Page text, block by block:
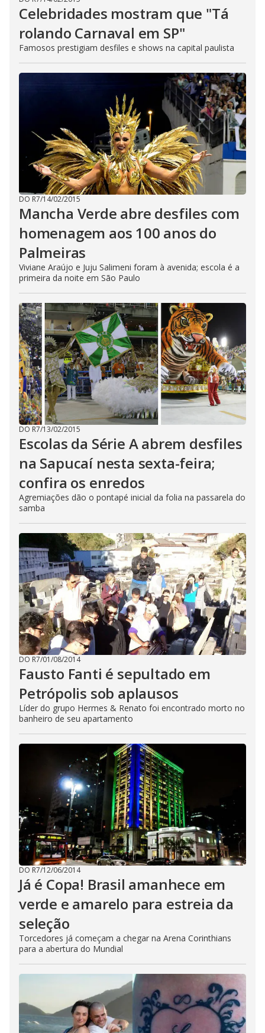
Celebridades mostram que "Tá
rolando Carnaval em SP"
Famosos prestigiam desfiles e shows na capital paulista
DO R7/14/02/2015
Mancha Verde abre desfiles com
homenagem aos 100 anos do
Palmeiras
Viviane Araújo e Juju Salimeni foram à avenida; escola é a
primeira da noite em São Paulo
DO R7/13/02/2015
Escolas da Série A abrem desfiles
na Sapucaí nesta sexta-feira;
confira os enredos
Agremiações dão o pontapé inicial da folia na passarela do
samba
DO R7/01/08/2014
Fausto Fanti é sepultado em
Petrópolis sob aplausos
Líder do grupo Hermes & Renato foi encontrado morto no
banheiro de seu apartamento
DO R7/12/06/2014
Já é Copa! Brasil amanhece em
verde e amarelo para estreia da
seleção
Torcedores já começam a chegar na Arena Corinthians
para a abertura do Mundial